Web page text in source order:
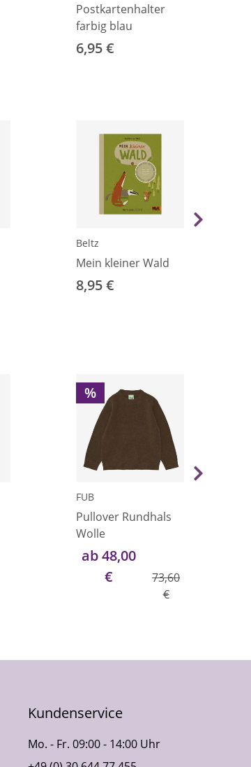
Postkartenhalter
farbig blau
6,95 €
Beltz
Mein kleiner Wald
8,95 €
%
FUB
Pullover Rundhals
Wolle
ab 48,00
€
73,60
€
Kundenservice
Mo. - Fr. 09:00 - 14:00 Uhr